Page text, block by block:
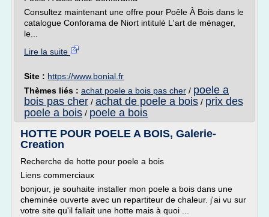
Consultez maintenant une offre pour Poêle À Bois dans le
catalogue Conforama de Niort intitulé L'art de ménager,
le...
Lire la suite
Site : https://www.bonial.fr
Thèmes liés : achat poele a bois pas cher / poele a
bois pas cher / achat de poele a bois / prix des
poele a bois / poele a bois
HOTTE POUR POELE A BOIS, Galerie-
Creation
Recherche de hotte pour poele a bois
Liens commerciaux
bonjour, je souhaite installer mon poele a bois dans une
cheminée ouverte avec un repartiteur de chaleur. j'ai vu sur
votre site qu'il fallait une hotte mais à quoi ...